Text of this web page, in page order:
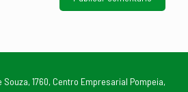
Souza, 1760, Centro Empresarial Pompeia,